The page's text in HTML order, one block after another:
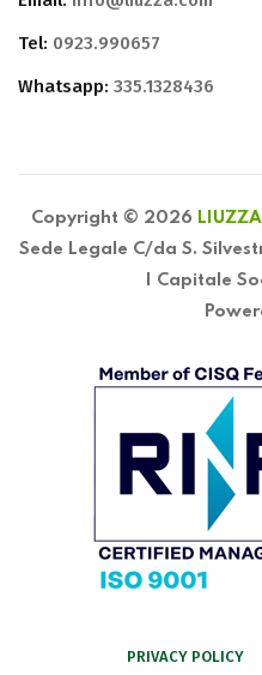
Tel: 0923.990657
Whatsapp: 335.1328436
Copyright © 2026
Sede Legale C/da S.
| Capitale
PRIVACY POLICY